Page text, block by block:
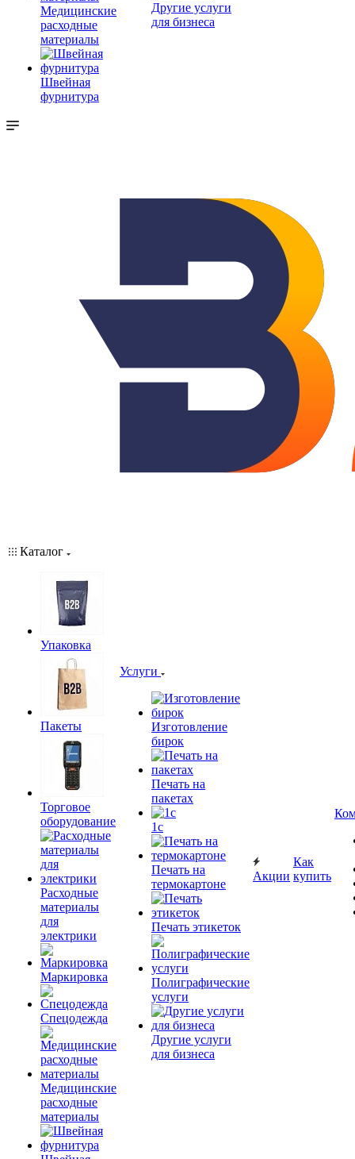
Медицинские
расходные
материалы
Швейная
фурнитура
Другие услуги
для бизнеса
Каталог
Упаковка
Пакеты
Торговое
оборудование
Расходные
материалы
для
электрики
Маркировка
Спецодежда
Медицинские
расходные
материалы
Услуги
Изготовление
бирок
Печать на
пакетах
1c
Печать на
термокартоне
Печать этикеток
Полиграфические
услуги
Другие услуги
для бизнеса
Акции
Как
купить